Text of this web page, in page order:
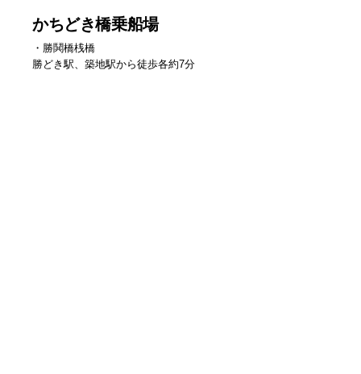
かちどき橋乗船場
・勝鬨橋桟橋
勝どき駅、築地駅から徒歩各約7分